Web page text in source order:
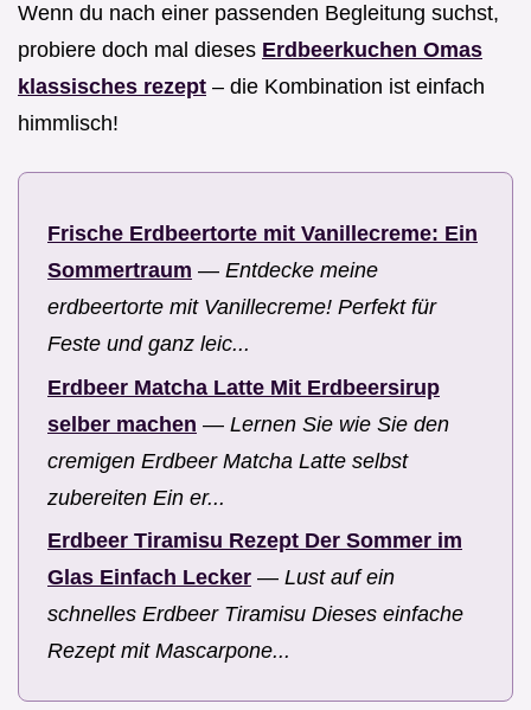
Wenn du nach einer passenden Begleitung suchst,
probiere doch mal dieses Erdbeerkuchen Omas
klassisches rezept – die Kombination ist einfach
himmlisch!
Frische Erdbeertorte mit Vanillecreme: Ein
Sommertraum — Entdecke meine
erdbeertorte mit Vanillecreme! Perfekt für
Feste und ganz leic...
Erdbeer Matcha Latte Mit Erdbeersirup
selber machen — Lernen Sie wie Sie den
cremigen Erdbeer Matcha Latte selbst
zubereiten Ein er...
Erdbeer Tiramisu Rezept Der Sommer im
Glas Einfach Lecker — Lust auf ein
schnelles Erdbeer Tiramisu Dieses einfache
Rezept mit Mascarpone...